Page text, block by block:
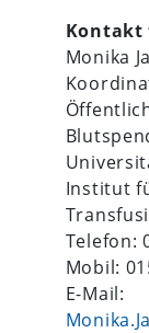
Kontakt
Monika
Institut
Telefon:
Mobil:
E-Mail: